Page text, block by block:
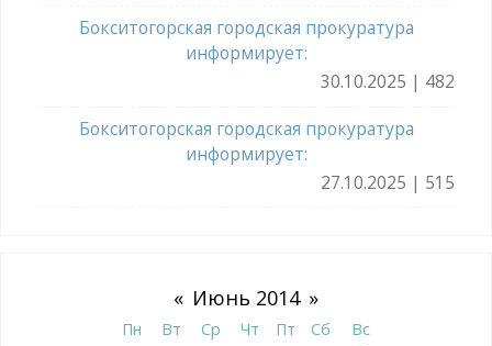
Бокситогорская городская прокуратура
информирует:
30.10.2025 | 482
Бокситогорская городская прокуратура
информирует:
27.10.2025 | 515
« Июнь 2014 »
Пн Вт Ср Чт Пт Сб Вс